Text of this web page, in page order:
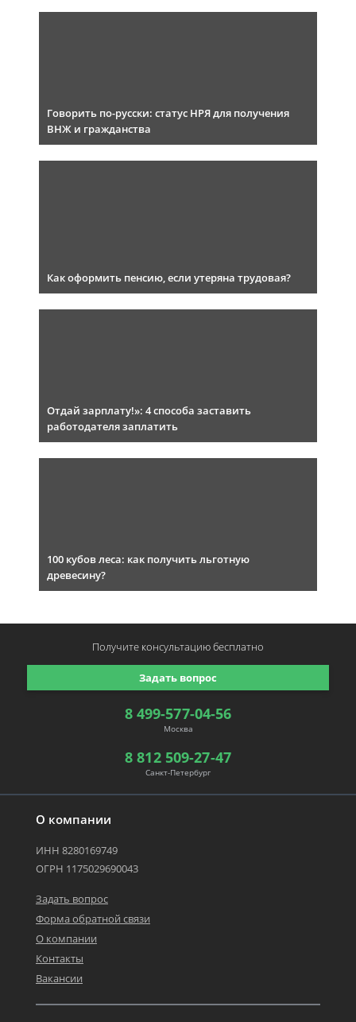
Говорить по-русски: статус НРЯ для получения
ВНЖ и гражданства
Как оформить пенсию, если утеряна трудовая?
Отдай зарплату!»: 4 способа заставить
работодателя заплатить
100 кубов леса: как получить льготную
древесину?
О компании
ИНН 8280169749
ОГРН 1175029690043
Задать вопрос
Форма обратной связи
О компании
Контакты
Вакансии
8 499-577-04-56
Москва
8 812 509-27-47
Санкт-Петербург
Задать вопрос
Получите консультациюбесплатно